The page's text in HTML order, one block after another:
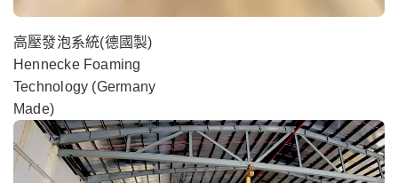
高壓發泡系統(德國製)
Hennecke Foaming
Technology (Germany
Made)